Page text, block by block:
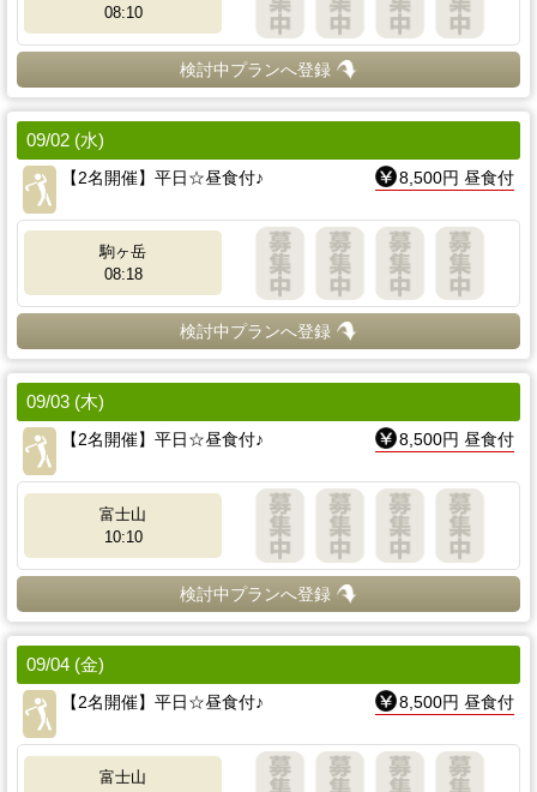
08:10
検討中プランへ登録
09/02 (水)
【2名開催】平日☆昼食付♪
8,500円 昼食付
駒ヶ岳
08:18
検討中プランへ登録
09/03 (木)
【2名開催】平日☆昼食付♪
8,500円 昼食付
富士山
10:10
検討中プランへ登録
09/04 (金)
【2名開催】平日☆昼食付♪
8,500円 昼食付
富士山